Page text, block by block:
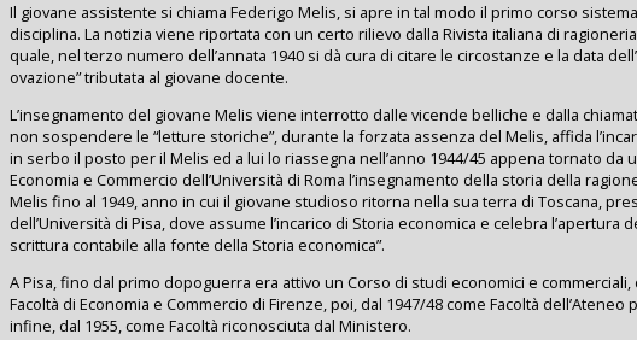
Il giovane assistente si chiama Federigo Melis, si apre in tal modo il primo corso
disciplina. La notizia viene riportata con un certo rilievo dalla Rivista italiana di
quale, nel terzo numero dell’annata 1940 si dà cura di citare le circostanze e la data
ovazione” tributata al giovane docente.
L’insegnamento del giovane Melis viene interrotto dalle vicende belliche e dalla
non sospendere le “letture storiche”, durante la forzata assenza del Melis, affida
in serbo il posto per il Melis ed a lui lo riassegna nell’anno 1944/45 appena tornato da
Economia e Commercio dell’Università di Roma l’insegnamento della storia della
Melis fino al 1949, anno in cui il giovane studioso ritorna nella sua terra di Toscana,
dell’Università di Pisa, dove assume l’incarico di Storia economica e celebra l’apertura
scrittura contabile alla fonte della Storia economica”.
A Pisa, fino dal primo dopoguerra era attivo un Corso di studi economici e
Facoltà di Economia e Commercio di Firenze, poi, dal 1947/48 come Facoltà
infine, dal 1955, come Facoltà riconosciuta dal Ministero.